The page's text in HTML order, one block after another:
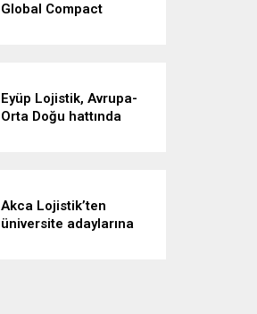
Global Compact
Eyüp Lojistik, Avrupa-
Orta Doğu hattında
Akca Lojistik’ten
üniversite adaylarına